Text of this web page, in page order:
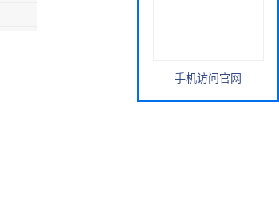
手机访问官网